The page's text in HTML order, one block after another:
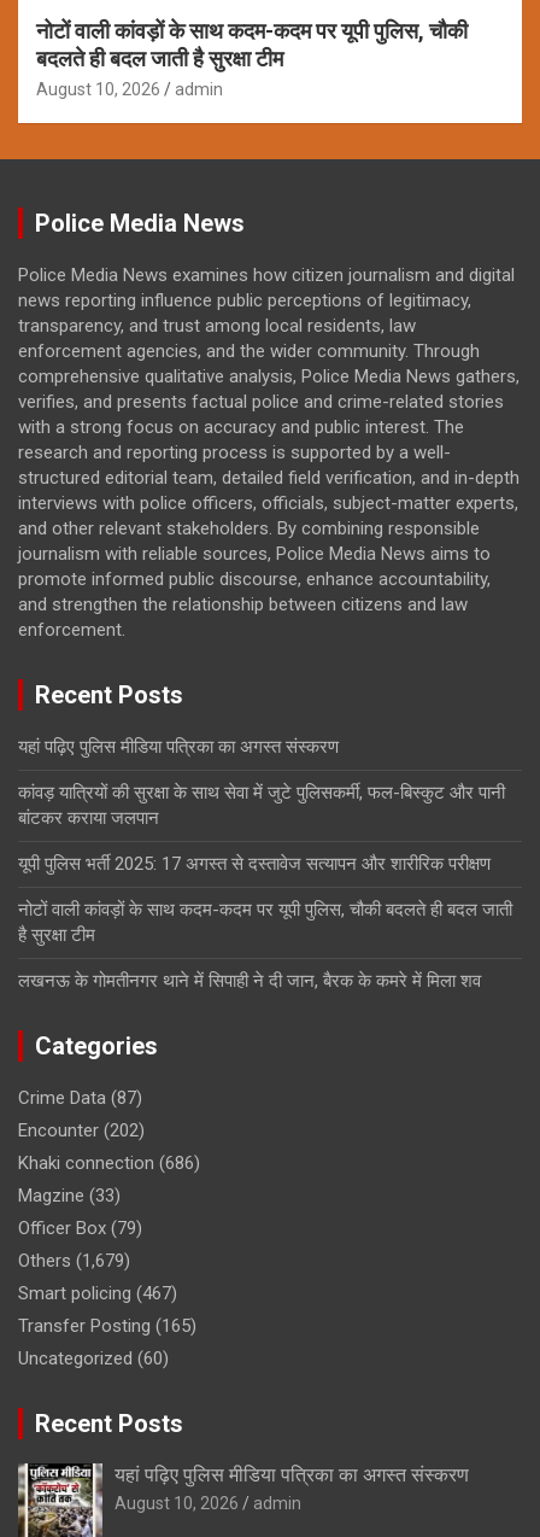
नोटों वाली कांवड़ों के साथ कदम-कदम पर यूपी पुलिस, चौकी
बदलते ही बदल जाती है सुरक्षा टीम
August 10, 2026 admin
Police Media News
Police Media News examines how citizen journalism and digital
news reporting influence public perceptions of legitimacy,
transparency, and trust among local residents, law
enforcement agencies, and the wider community. Through
comprehensive qualitative analysis, Police Media News gathers,
verifies, and presents factual police and crime-related stories
with a strong focus on accuracy and public interest. The
research and reporting process is supported by a well-
structured editorial team, detailed field verification, and in-depth
interviews with police officers, officials, subject-matter experts,
and other relevant stakeholders. By combining responsible
journalism with reliable sources, Police Media News aims to
promote informed public discourse, enhance accountability,
and strengthen the relationship between citizens and law
enforcement.
Recent Posts
यहां पढ़िए पुलिस मीडिया पत्रिका का अगस्त संस्करण
कांवड़ यात्रियों की सुरक्षा के साथ सेवा में जुटे पुलिसकर्मी, फल-बिस्कुट और पानी
बांटकर कराया जलपान
यूपी पुलिस भर्ती 2025: 17 अगस्त से दस्तावेज सत्यापन और शारीरिक परीक्षण
नोटों वाली कांवड़ों के साथ कदम-कदम पर यूपी पुलिस, चौकी बदलते ही बदल जाती
है सुरक्षा टीम
लखनऊ के गोमतीनगर थाने में सिपाही ने दी जान, बैरक के कमरे में मिला शव
Categories
Crime Data (87)
Encounter (202)
Khaki connection (686)
Magzine (33)
Officer Box (79)
Others (1,679)
Smart policing (467)
Transfer Posting (165)
Uncategorized (60)
Recent Posts
यहां पढ़िए पुलिस मीडिया पत्रिका का अगस्त संस्करण
August 10, 2026 admin